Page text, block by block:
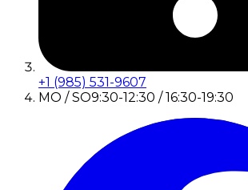
+1 (985) 531-9607
MO / SO9:30-12:30 / 16:30-19:30